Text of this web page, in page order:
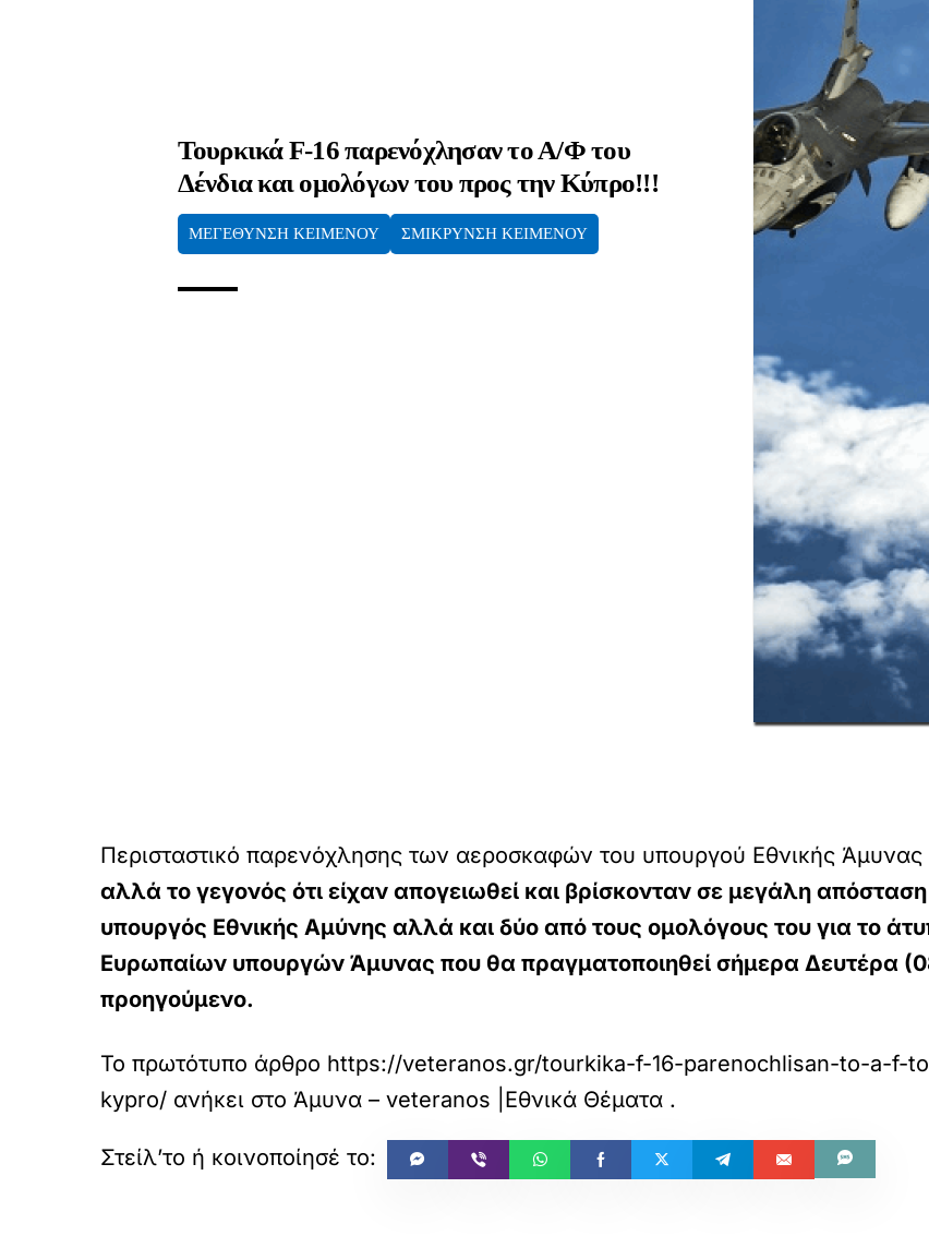
Τουρκικά F-16 παρενόχλησαν το Α/Φ του
Δένδια και ομολόγων του προς την Κύπρο!!!
ΜΕΓΕΘΥΝΣΗ ΚΕΙΜΕΝΟΥ ΣΜΙΚΡΥΝΣΗ ΚΕΙΜΕΝΟΥ
Περισταστικό παρενόχλησης των αεροσκαφών του υπουργού Εθνικής Άμυνας
αλλά το γεγονός ότι είχαν απογειωθεί και βρίσκονταν σε μεγάλη
υπουργός Εθνικής Αμύνης αλλά και δύο από τους ομολόγους του για το
Ευρωπαίων υπουργών Άμυνας που θα πραγματοποιηθεί σήμερα Δευτέρα
προηγούμενο.
Το πρωτότυπο άρθρο https://veteranos.gr/tourkika-f-16-parenochlisan-to-a-f-
kypro/ ανήκει στο Άμυνα – veteranos |Εθνικά Θέματα .